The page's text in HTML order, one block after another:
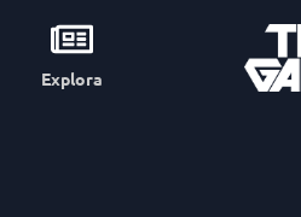
Explora